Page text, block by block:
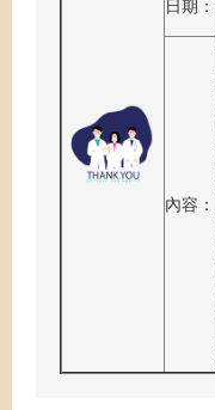
日期：
內容：